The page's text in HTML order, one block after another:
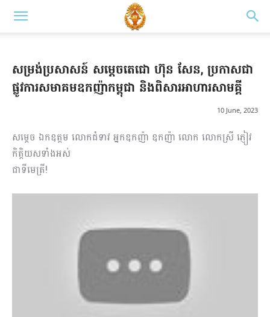
សម្រង់ប្រសាសន៍ សម្តេចតេជោ ហ៊ុន សែន, ប្រកាសជា
ផ្លូវការសមាគមឧកញ៉ាកម្ពុជា និងពិសារអាហារសាមគ្គី
10 June, 2023
សម្តេច ឯកឧត្តម លោកជំទាវ អ្នកឧកញ៉ា ឧកញ៉ា លោក លោកស្រី ភ្ញៀវ
កិត្តិយសទាំងអស់
ជាទីមេត្រី!